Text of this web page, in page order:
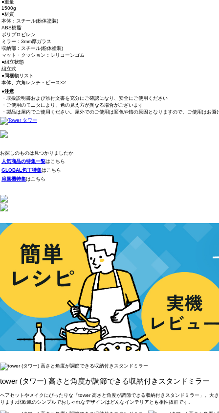
●重量
1500g
●材質
本体：スチール(粉体塗装)
ABS樹脂
ポリプロピレン
ミラー：3mm厚ガラス
収納部：スチール(粉体塗装)
マット・クッション：シリコーンゴム
●組立状態
組立式
●同梱物リスト
本体、六角レンチ・ピース×2
●注意
・取扱説明書および添付文書を充分にご確認になり、安全にご使用ください
・ご使用のモニタにより、色の見え方が異なる場合がございます
・製品は屋内でご使用ください。屋外でのご使用は変色や錆の原因となりますので、ご使用はお避
お探しのものは見つかりましたか
人気商品の特集一覧はこちら
GLOBAL包丁特集はこちら
扇風機特集はこちら
tower (タワー) 高さと角度が調節できる収納付きスタンドミラー
ヘアセットやメイクにぴったりな「tower 高さと角度が調節できる収納付きスタンドミラー」。
ります♪北欧風のシンプルでおしゃれなデザインはどんなインテリアとも相性抜群です。